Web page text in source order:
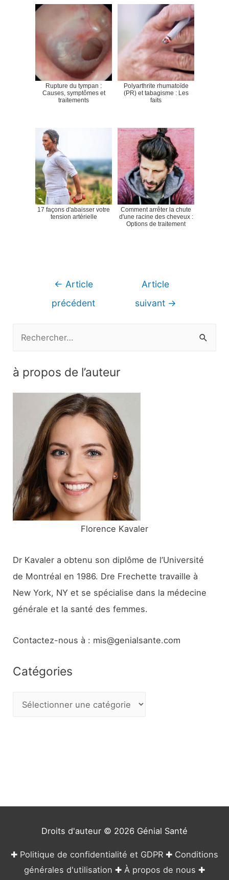
Rupture du tympan :
Causes, symptômes et
traitements
Polyarthrite rhumatoïde
(PR) et tabagisme : Les
faits
17 façons d'abaisser votre
tension artérielle
Comment arrêter la chute
d'une racine des cheveux :
Options de traitement
Navigation
← Article
précédent
Article
suivant →
h
:
à propos de l’auteur
Florence Kavaler
Dr Kavaler a obtenu son diplôme de l’Université
de Montréal en 1986. Dre Frechette travaille à
New York, NY et se spécialise dans la médecine
générale et la santé des femmes.
Contactez-nous à : mis@genialsante.com
Catégories
Droits d'auteur © 2026 Génial Santé
✚ Politique de confidentialité et GDPR ✚ Conditions
générales d'utilisation ✚ À propos de nous ✚